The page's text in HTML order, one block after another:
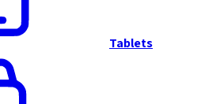
Tablets